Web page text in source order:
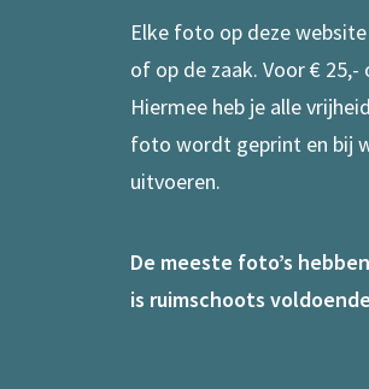
Elke foto op deze
of op de zaak. Voor €
Hiermee heb je alle
foto wordt geprint en bij
uitvoeren.
De meeste foto’s
is ruimschoots